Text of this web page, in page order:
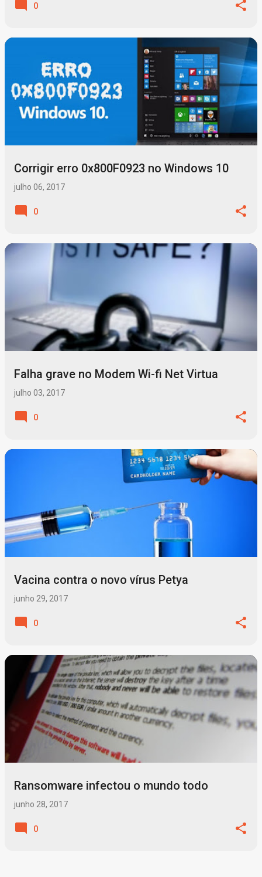
0
Corrigir erro 0x800F0923 no Windows 10
julho 06, 2017
0
Falha grave no Modem Wi-fi Net Virtua
julho 03, 2017
0
Vacina contra o novo vírus Petya
junho 29, 2017
0
Ransomware infectou o mundo todo
junho 28, 2017
0